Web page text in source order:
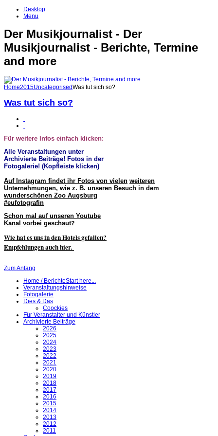
Desktop
Menu
Der Musikjournalist - Der
Musikjournalist - Berichte, Termine
and more
Home2015UncategorisedWas tut sich so?
Was tut sich so?
Für weitere Infos einfach klicken:
Alle Veranstaltungen unter
Archivierte Beiträge! Fotos in der
Fotogalerie! (Kopfleiste klicken)
Auf Instagram findet ihr Fotos von vielen weiteren
Unternehmungen, wie z. B. unseren Besuch in dem
wunderschönen Zoo Augsburg
#eufotografin
Schon mal auf unseren Youtube
Kanal vorbei geschaut?
Wie hat es uns in den Hotels gefallen?
Empfehlungen auch hier.
Zum Anfang
Home / BerichteStart here...
Veranstaltungshinweise
Fotogalerie
Dies & Das
Coockies
Für Veranstalter und Künstler
Archivierte Beiträge
2026
2025
2024
2023
2022
2021
2020
2019
2018
2017
2016
2015
2014
2013
2012
2011